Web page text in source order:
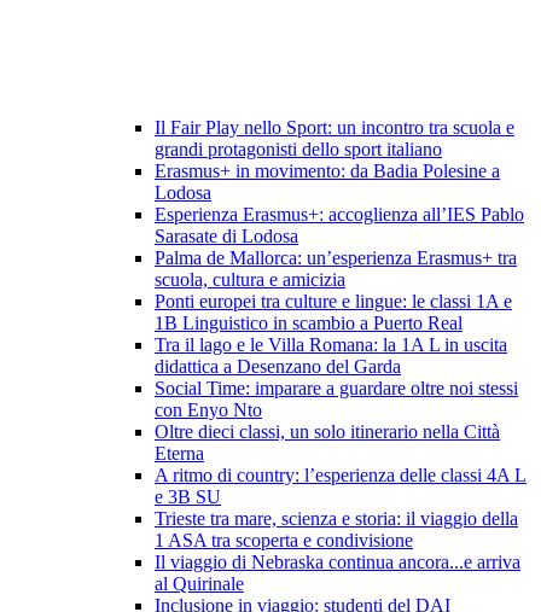
Il Fair Play nello Sport: un incontro tra scuola e
grandi protagonisti dello sport italiano
Erasmus+ in movimento: da Badia Polesine a
Lodosa
Esperienza Erasmus+: accoglienza all’IES Pablo
Sarasate di Lodosa
Palma de Mallorca: un’esperienza Erasmus+ tra
scuola, cultura e amicizia
Ponti europei tra culture e lingue: le classi 1A e
1B Linguistico in scambio a Puerto Real
Tra il lago e le Villa Romana: la 1A L in uscita
didattica a Desenzano del Garda
Social Time: imparare a guardare oltre noi stessi
con Enyo Nto
Oltre dieci classi, un solo itinerario nella Città
Eterna
A ritmo di country: l’esperienza delle classi 4A L
e 3B SU
Trieste tra mare, scienza e storia: il viaggio della
1 ASA tra scoperta e condivisione
Il viaggio di Nebraska continua ancora...e arriva
al Quirinale
Inclusione in viaggio: studenti del DAI